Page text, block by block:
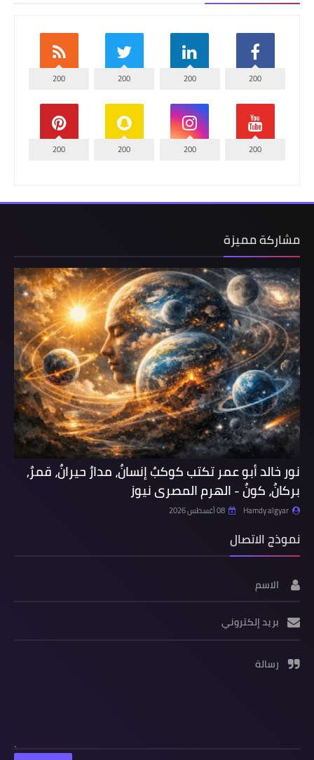
200
200
200
200
200
200
200
200
مشاركة مميزة
نور خالد أبو عمر تكتب كوكبٌ إنسانٌ، مدارٌ حيرانٌ، قمرٌ,
بركانٌ، كونٌ - الهرم المصرى نيوز
Hamdy algyar 08 أغسطس 2026
نموذج الاتصال
الاسم
بريد إلكتروني
رسالة